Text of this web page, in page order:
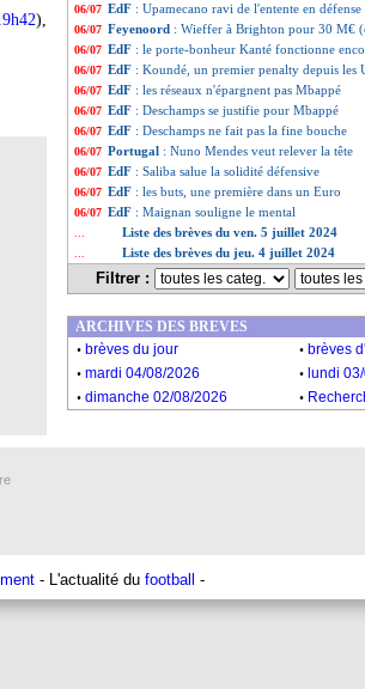
),
06/07 EdF : Upamecano ravi de l'entente en défense
06/07 Feyenoord : Wieffer à Brighton pour 30 M€
06/07 EdF : le porte-bonheur Kanté fonctionne
06/07 EdF : Koundé, un premier penalty depuis les
06/07 EdF : les réseaux n'épargnent pas Mbappé
06/07 EdF : Deschamps se justifie pour Mbappé
06/07 EdF : Deschamps ne fait pas la fine bouche
06/07 Portugal : Nuno Mendes veut relever la tête
06/07 EdF : Saliba salue la solidité défensive
06/07 EdF : les buts, une première dans un Euro
06/07 EdF : Maignan souligne le mental
Liste des brèves du ven. 5 juillet 2024
Liste des brèves du jeu. 4 juillet 2024
Filtrer :
ARCHIVES DES BREVES
. brèves du jour . brèves
. mardi 04/08/2026 . lundi
. dimanche 02/08/2026 .
- L'actualité du football -